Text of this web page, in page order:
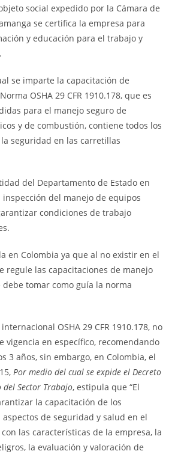
social expedido por la Cámara de
se certifica la empresa para
y educación para el trabajo y
se imparte la capacitación de
OSHA 29 CFR 1910.178, que es
para el manejo seguro de
y de combustión, contiene todos los
seguridad en las carretillas
del Departamento de Estado en
inspección del manejo de equipos
condiciones de trabajo
en Colombia ya que al no existir en el
regule las capacitaciones de manejo
debe tomar como guía la norma
OSHA 29 CFR 1910.178, no
vigencia en específico, recomendando
3 años, sin embargo, en Colombia, el
Por medio del cual se expide el Decreto
del Sector Trabajo, estipula que “El
la capacitación de los
de seguridad y salud en el
las características de la empresa, la
la evaluación y valoración de